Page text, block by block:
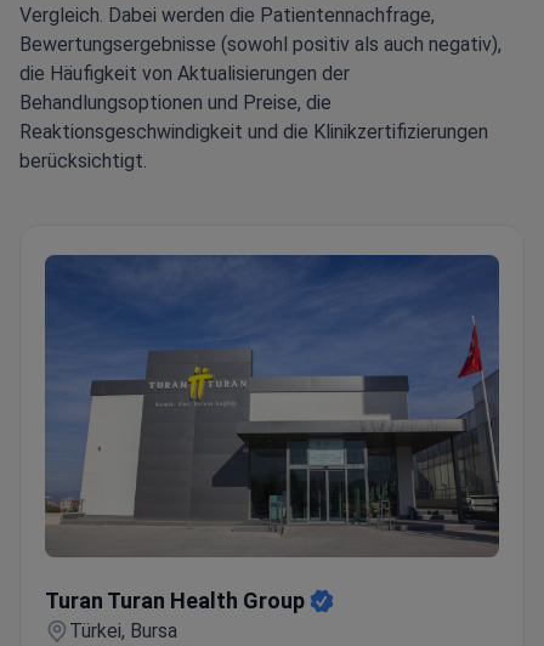
Vergleich. Dabei werden die Patientennachfrage,
Bewertungsergebnisse (sowohl positiv als auch negativ),
die Häufigkeit von Aktualisierungen der
Behandlungsoptionen und Preise, die
Reaktionsgeschwindigkeit und die Klinikzertifizierungen
berücksichtigt.
Turan Turan Health Group
Türkei, Bursa